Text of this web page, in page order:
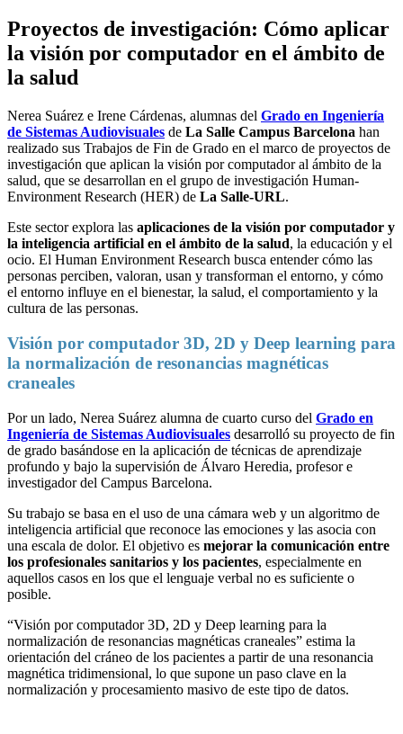
Proyectos de investigación: Cómo aplicar
la visión por computador en el ámbito de
la salud
Nerea Suárez e Irene Cárdenas, alumnas del Grado en Ingeniería
de Sistemas Audiovisuales de La Salle Campus Barcelona han
realizado sus Trabajos de Fin de Grado en el marco de proyectos de
investigación que aplican la visión por computador al ámbito de la
salud, que se desarrollan en el grupo de investigación Human-
Environment Research (HER) de La Salle-URL.
Este sector explora las aplicaciones de la visión por computador y
la inteligencia artificial en el ámbito de la salud, la educación y el
ocio. El Human Environment Research busca entender cómo las
personas perciben, valoran, usan y transforman el entorno, y cómo
el entorno influye en el bienestar, la salud, el comportamiento y la
cultura de las personas.
Visión por computador 3D, 2D y Deep learning para
la normalización de resonancias magnéticas
craneales
Por un lado, Nerea Suárez alumna de cuarto curso del Grado en
Ingeniería de Sistemas Audiovisuales desarrolló su proyecto de fin
de grado basándose en la aplicación de técnicas de aprendizaje
profundo y bajo la supervisión de Álvaro Heredia, profesor e
investigador del Campus Barcelona.
Su trabajo se basa en el uso de una cámara web y un algoritmo de
inteligencia artificial que reconoce las emociones y las asocia con
una escala de dolor. El objetivo es mejorar la comunicación entre
los profesionales sanitarios y los pacientes, especialmente en
aquellos casos en los que el lenguaje verbal no es suficiente o
posible.
“Visión por computador 3D, 2D y Deep learning para la
normalización de resonancias magnéticas craneales” estima la
orientación del cráneo de los pacientes a partir de una resonancia
magnética tridimensional, lo que supone un paso clave en la
normalización y procesamiento masivo de este tipo de datos.